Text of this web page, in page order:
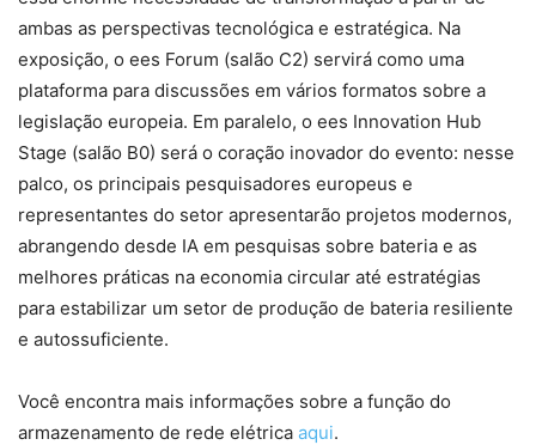
ambas as perspectivas tecnológica e estratégica. Na
exposição, o ees Forum (salão C2) servirá como uma
plataforma para discussões em vários formatos sobre a
legislação europeia. Em paralelo, o ees Innovation Hub
Stage (salão B0) será o coração inovador do evento: nesse
palco, os principais pesquisadores europeus e
representantes do setor apresentarão projetos modernos,
abrangendo desde IA em pesquisas sobre bateria e as
melhores práticas na economia circular até estratégias
para estabilizar um setor de produção de bateria resiliente
e autossuficiente.
Você encontra mais informações sobre a função do
armazenamento de rede elétrica aqui.